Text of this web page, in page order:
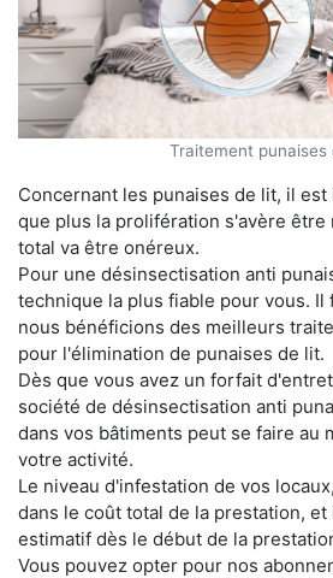
Traitement punaises
Concernant les punaises de lit, il
que plus la prolifération s'avère
total va être onéreux.
Pour une désinsectisation anti
technique la plus fiable pour vous. Il
nous bénéficions des meilleurs
pour l'élimination de punaises de lit.
Dès que vous avez un forfait
société de désinsectisation anti
dans vos bâtiments peut se faire au
votre activité.
Le niveau d'infestation de vos
dans le coût total de la prestation,
estimatif dès le début de la
Vous pouvez opter pour nos